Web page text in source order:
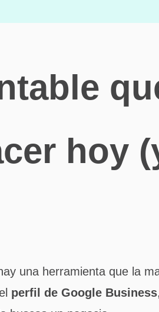
hoy
una herramienta que la
perfil de Google Business